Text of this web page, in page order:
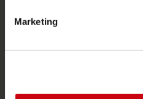
Marketing
Ski nautique